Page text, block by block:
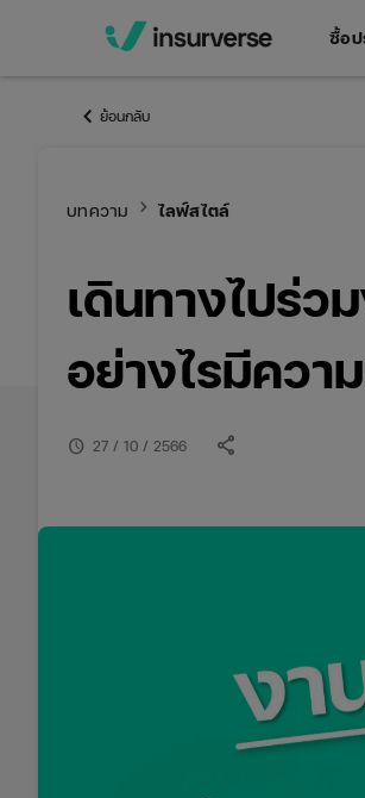
ซื้อป
keyboard_arrow_left ย้อนกลับ
บทความ keyboard_arrow_right ไลฟ์สไตล์
เดินทางไปร่ว
อย่างไรมีคว
schedule 27 / 10 / 2566 share